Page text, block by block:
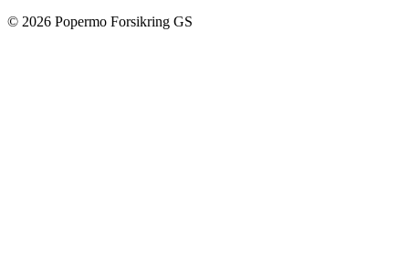
© 2026 Popermo Forsikring GS